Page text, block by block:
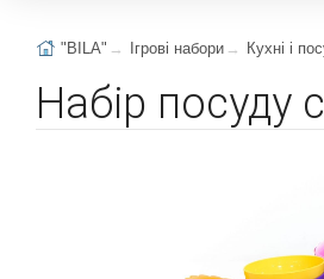
"BILA" Ігрові набори Кухні і
Набір посуду